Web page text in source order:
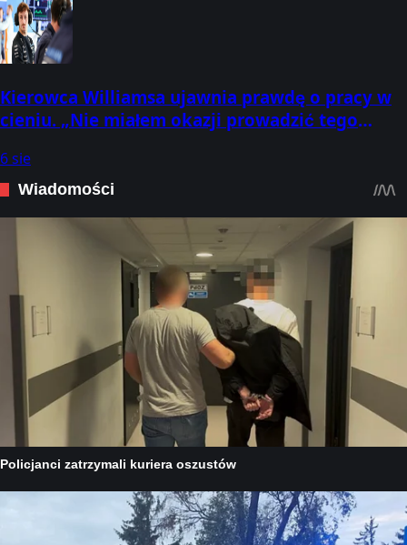
Kierowca Williamsa ujawnia prawdę o pracy w
cieniu. „Nie miałem okazji prowadzić tego
6 sie